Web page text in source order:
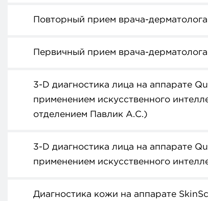
Повторный прием врача-дерматолога
Первичный прием врача-дерматолога
3-D диагностика лица на аппарате
применением искусственного
отделением Павлик А.С.)
3-D диагностика лица на аппарате
применением искусственного
Диагностика кожи на аппарате